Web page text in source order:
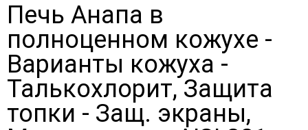
Печь Анапа в
полноценном кожухе -
Варианты кожуха -
Талькохлорит, Защита
топки - Защ. экраны,